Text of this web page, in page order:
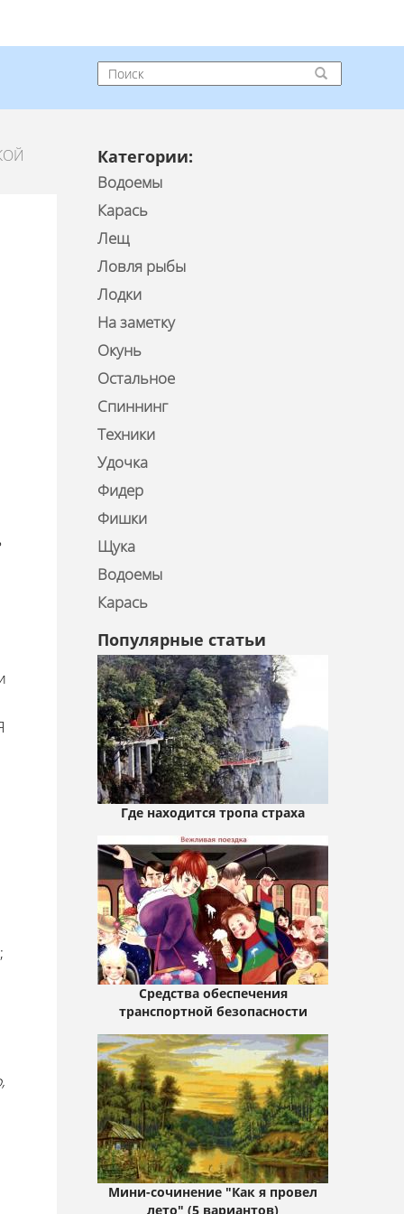
Категории:
Водоемы
Карась
Лещ
Ловля рыбы
Лодки
На заметку
Окунь
Остальное
Спиннинг
Техники
Удочка
Фидер
Фишки
Щука
Водоемы
Карась
Популярные статьи
Где находится тропа страха
Средства обеспечения
транспортной безопасности
Мини-сочинение "Как я провел
лето" (5 вариантов)